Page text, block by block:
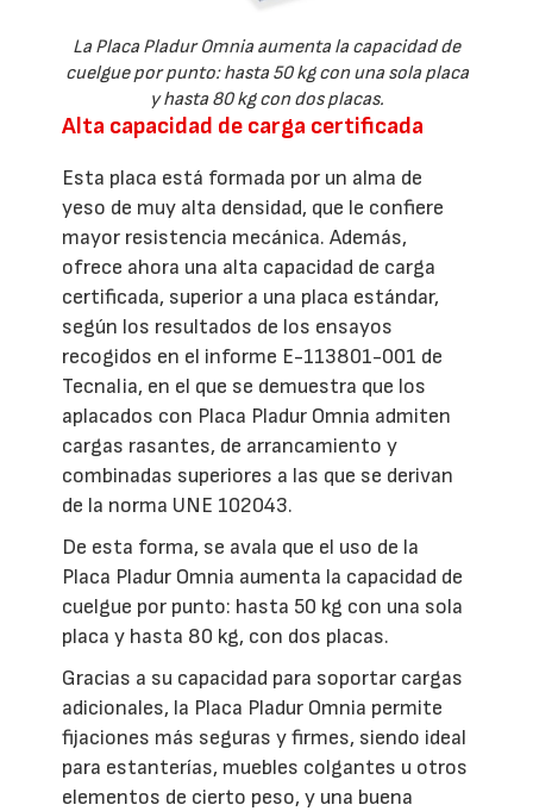
La Placa Pladur Omnia aumenta la capacidad de
cuelgue por punto: hasta 50 kg con una sola placa
y hasta 80 kg con dos placas.
Alta capacidad de carga certificada
Esta placa está formada por un alma de
yeso de muy alta densidad, que le confiere
mayor resistencia mecánica. Además,
ofrece ahora una alta capacidad de carga
certificada, superior a una placa estándar,
según los resultados de los ensayos
recogidos en el informe E-113801-001 de
Tecnalia, en el que se demuestra que los
aplacados con Placa Pladur Omnia admiten
cargas rasantes, de arrancamiento y
combinadas superiores a las que se derivan
de la norma UNE 102043.
De esta forma, se avala que el uso de la
Placa Pladur Omnia aumenta la capacidad de
cuelgue por punto: hasta 50 kg con una sola
placa y hasta 80 kg, con dos placas.
Gracias a su capacidad para soportar cargas
adicionales, la Placa Pladur Omnia permite
fijaciones más seguras y firmes, siendo ideal
para estanterías, muebles colgantes u otros
elementos de cierto peso, y una buena